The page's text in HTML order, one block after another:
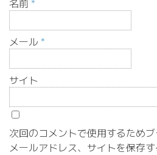
名前 *
メール *
サイト
次回のコメントで使用するためブ
メールアドレス、サイトを保存す